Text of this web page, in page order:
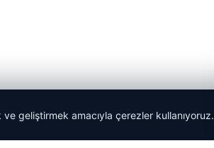
geliştirmek amacıyla çerezler kullanıyoruz.
Dil Okulu|lemagrup.com.tr